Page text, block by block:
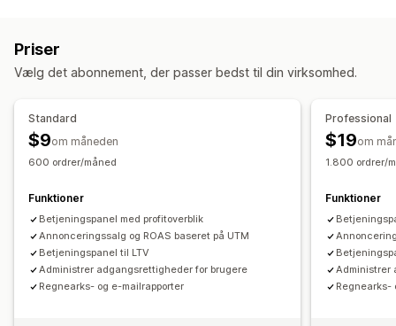
Markedsføringstildeling
UTM-sporing
Kontrolpanel med analyser
Historisk analyse
Prognose Planlægning af rapporter
Sporing af kostpris for solgte varer
Effektivitetskontrolpanel
Nettovilkår
Automatisk datasynkronisering
Import af historiske data
Priser
Vælg det abonnement, der passer bedst til din virksomhed.
Standard
$9om måneden
600 ordrer/måned
Funktioner
Betjeningspanel med profitoverblik
Annonceringssalg og ROAS baseret på UTM
Betjeningspanel til LTV
Administrer adgangsrettigheder for brugere
Regnearks- og e-mailrapporter
Professional
$19om
1.800 ordrer/
Funktioner
Administrer
Regnearks-